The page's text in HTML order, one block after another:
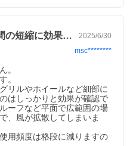
風量は十分で拭き上げ時間の短縮に効果あり 2025/6/30
msc********
。
。
リルやホイールなど細部に
はしっかりと効果が確認で
ーフなど平面で広範囲の場
、風が拡散してしまいま
用頻度は格段に減りますの